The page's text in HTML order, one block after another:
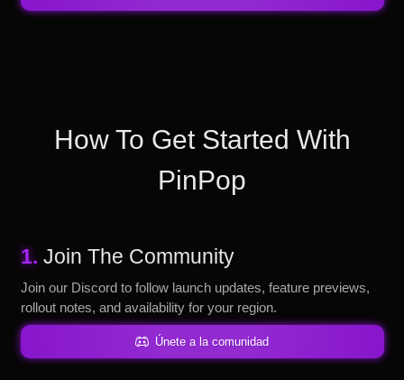
How To Get Started With
PinPop
1. Join The Community
Join our Discord to follow launch updates, feature previews,
rollout notes, and availability for your region.
Únete a la comunidad